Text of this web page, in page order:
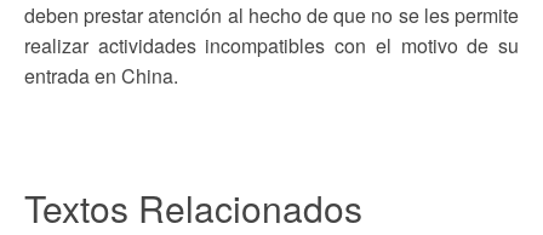
deben prestar atención al hecho de que no se les permite
realizar actividades incompatibles con el motivo de su
entrada en China.
Textos Relacionados